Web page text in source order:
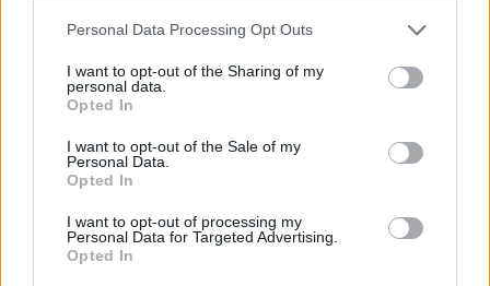
Personal Data Processing Opt Outs
I want to opt-out of the Sharing of my
personal data.
Opted In
I want to opt-out of the Sale of my
Personal Data.
Opted In
I want to opt-out of processing my
Personal Data for Targeted Advertising.
Opted In
L’attenzione resta focalizzata sulle partnership e
sull’implementazione della piattaforma». E chissà che,
tra un anno, BAZR non torni ancora una volta tra i
protagonisti della primavera sanremese, con un nuovo
capitolo di innovazione e spettacolo.